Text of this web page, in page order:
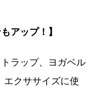
アップ！】
ラップ、ヨガベル
エクササイズに使